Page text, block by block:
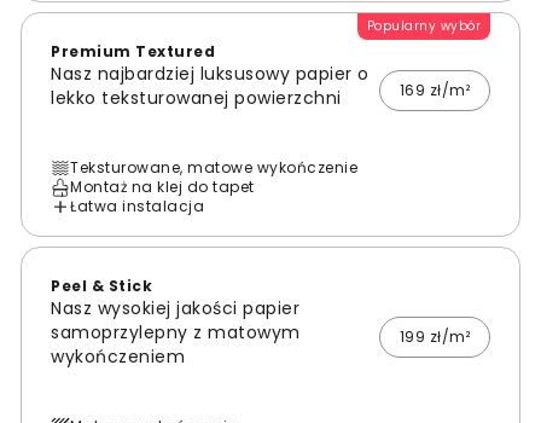
Popularny wybór
Premium Textured
Nasz najbardziej luksusowy papier o
lekko teksturowanej powierzchni
169 zł/m²
Teksturowane, matowe wykończenie
Montaż na klej do tapet
Łatwa instalacja
Peel & Stick
Nasz wysokiej jakości papier
samoprzylepny z matowym
wykończeniem
199 zł/m²